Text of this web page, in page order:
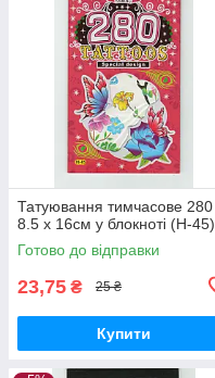
Татуювання тимчасове 280
8.5 х 16см у блокноті (H-45)
Готово до відправки
23,75 ₴ 25 ₴
Купити